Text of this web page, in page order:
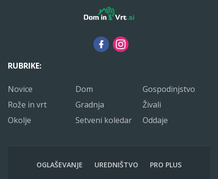
RUBRIKE:
Novice Dom
Gospodinjstvo
Rože in vrt
Gradnja
Živali
Okolje
Setveni koledar Oddaje
OGLAŠEVANJE UREDNIŠTVO PRO PLUS